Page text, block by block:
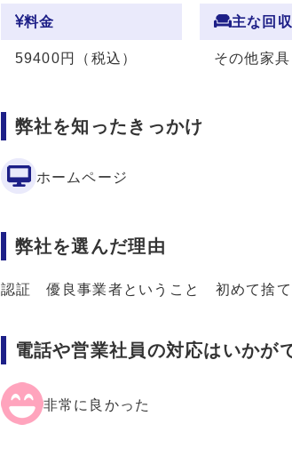
料金
59400円（税込）
主な回
その他家
弊社を知ったきっかけ
ホームページ
弊社を選んだ理由
認証 優良事業者ということ 初めて捨て
電話や営業社員の対応はいかが
非常に良かった